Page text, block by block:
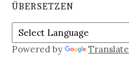
ÜBERSETZEN
Powered by Translate